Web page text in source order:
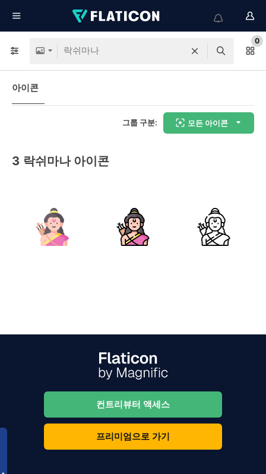
0
아이콘
그룹 구분: 모든 아이콘
3 락쉬마나 아이콘
컨트리뷰터 액세스
프리미엄으로 가기